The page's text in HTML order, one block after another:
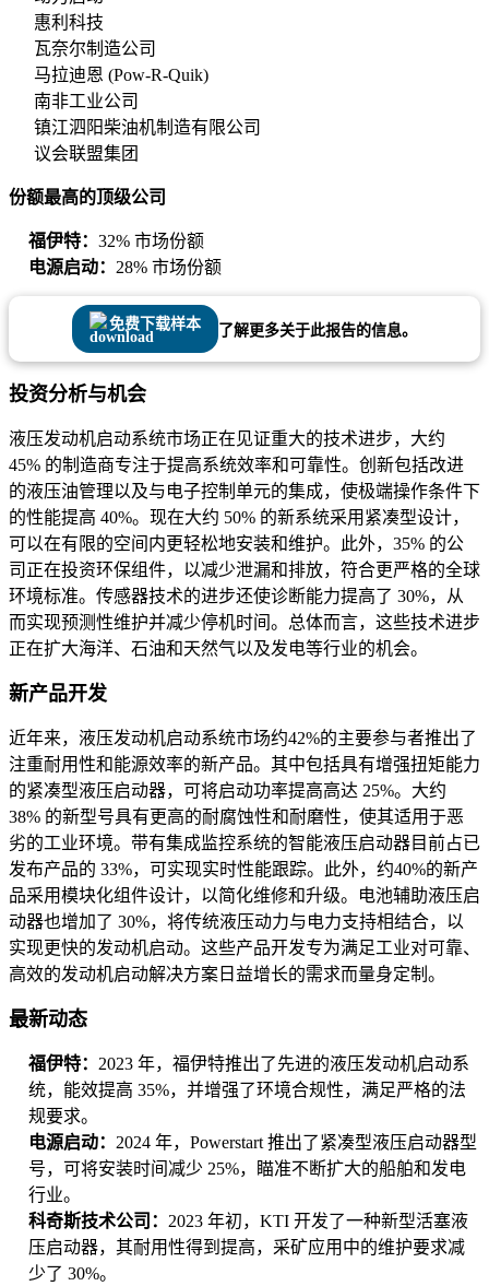
惠利科技
瓦奈尔制造公司
马拉迪恩 (Pow-R-Quik)
南非工业公司
镇江泗阳柴油机制造有限公司
议会联盟集团
份额最高的顶级公司
福伊特： 32% 市场份额
电源启动： 28% 市场份额
免费下载样本 了解更多关于此报告的信息。
投资分析与机会
液压发动机启动系统市场正在见证重大的技术进步，大约
45% 的制造商专注于提高系统效率和可靠性。创新包括改进
的液压油管理以及与电子控制单元的集成，使极端操作条件下
的性能提高 40%。现在大约 50% 的新系统采用紧凑型设计，
可以在有限的空间内更轻松地安装和维护。此外，35% 的公
司正在投资环保组件，以减少泄漏和排放，符合更严格的全球
环境标准。传感器技术的进步还使诊断能力提高了 30%，从
而实现预测性维护并减少停机时间。总体而言，这些技术进步
正在扩大海洋、石油和天然气以及发电等行业的机会。
新产品开发
近年来，液压发动机启动系统市场约42%的主要参与者推出了
注重耐用性和能源效率的新产品。其中包括具有增强扭矩能力
的紧凑型液压启动器，可将启动功率提高高达 25%。大约
38% 的新型号具有更高的耐腐蚀性和耐磨性，使其适用于恶
劣的工业环境。带有集成监控系统的智能液压启动器目前占已
发布产品的 33%，可实现实时性能跟踪。此外，约40%的新产
品采用模块化组件设计，以简化维修和升级。电池辅助液压启
动器也增加了 30%，将传统液压动力与电力支持相结合，以
实现更快的发动机启动。这些产品开发专为满足工业对可靠、
高效的发动机启动解决方案日益增长的需求而量身定制。
最新动态
福伊特： 2023 年，福伊特推出了先进的液压发动机启动系
统，能效提高 35%，并增强了环境合规性，满足严格的法
规要求。
电源启动： 2024 年，Powerstart 推出了紧凑型液压启动器型
号，可将安装时间减少 25%，瞄准不断扩大的船舶和发电
行业。
科奇斯技术公司： 2023 年初，KTI 开发了一种新型活塞液
压启动器，其耐用性得到提高，采矿应用中的维护要求减
少了 30%。